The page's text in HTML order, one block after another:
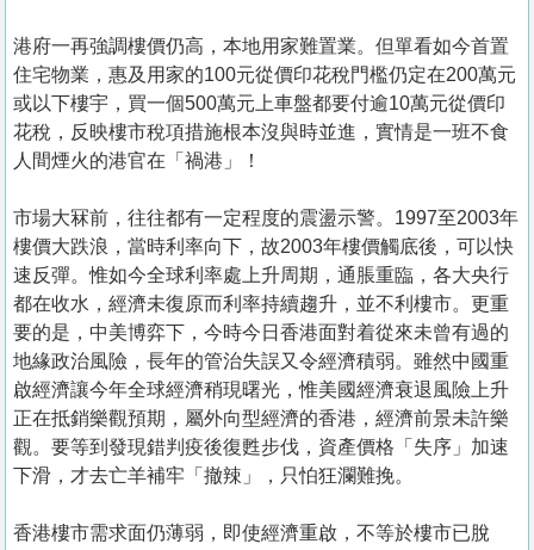
港府一再強調樓價仍高，本地用家難置業。但單看如今首置
住宅物業，惠及用家的100元從價印花稅門檻仍定在200萬元
或以下樓宇，買一個500萬元上車盤都要付逾10萬元從價印
花稅，反映樓市稅項措施根本沒與時並進，實情是一班不食
人間煙火的港官在「禍港」！
市場大冧前，往往都有一定程度的震盪示警。1997至2003年
樓價大跌浪，當時利率向下，故2003年樓價觸底後，可以快
速反彈。惟如今全球利率處上升周期，通脹重臨，各大央行
都在收水，經濟未復原而利率持續趨升，並不利樓市。更重
要的是，中美博弈下，今時今日香港面對着從來未曾有過的
地緣政治風險，長年的管治失誤又令經濟積弱。雖然中國重
啟經濟讓今年全球經濟稍現曙光，惟美國經濟衰退風險上升
正在抵銷樂觀預期，屬外向型經濟的香港，經濟前景未許樂
觀。要等到發現錯判疫後復甦步伐，資產價格「失序」加速
下滑，才去亡羊補牢「撤辣」，只怕狂瀾難挽。
香港樓市需求面仍薄弱，即使經濟重啟，不等於樓市已脫